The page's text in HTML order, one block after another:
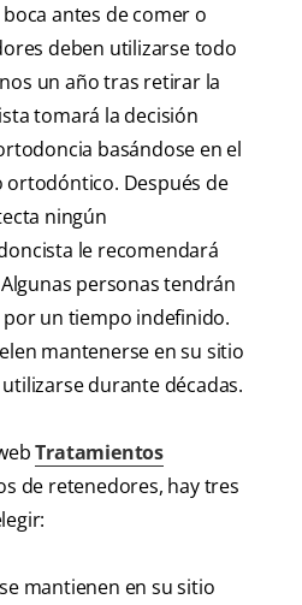
antes de comer o
deben utilizarse todo
un año tras retirar la
tomará la decisión
basándose en el
Después de
ningún
le recomendará
personas tendrán
un tiempo indefinido.
mantenerse en su sitio
durante décadas.
Tratamientos
de retenedores, hay tres
mantienen en su sitio